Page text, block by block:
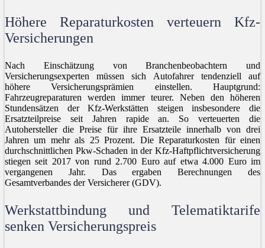
Höhere Reparaturkosten verteuern Kfz-
Versicherungen
Nach Einschätzung von Branchenbeobachtern und
Versicherungsexperten müssen sich Autofahrer tendenziell auf
höhere Versicherungsprämien einstellen. Hauptgrund:
Fahrzeugreparaturen werden immer teurer. Neben den höheren
Stundensätzen der Kfz-Werkstätten steigen insbesondere die
Ersatzteilpreise seit Jahren rapide an. So verteuerten die
Autohersteller die Preise für ihre Ersatzteile innerhalb von drei
Jahren um mehr als 25 Prozent. Die Reparaturkosten für einen
durchschnittlichen Pkw-Schaden in der Kfz-Haftpflichtversicherung
stiegen seit 2017 von rund 2.700 Euro auf etwa 4.000 Euro im
vergangenen Jahr. Das ergaben Berechnungen des
Gesamtverbandes der Versicherer (GDV).
Werkstattbindung und Telematiktarife
senken Versicherungspreis